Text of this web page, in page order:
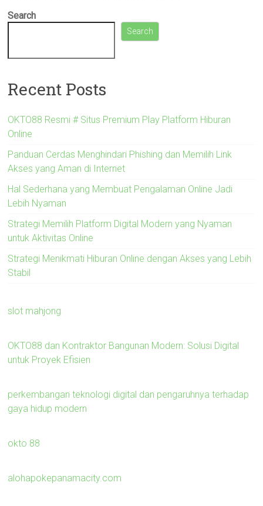
Search
Search
Recent Posts
OKTO88 Resmi # Situs Premium Play Platform Hiburan
Online
Panduan Cerdas Menghindari Phishing dan Memilih Link
Akses yang Aman di Internet
Hal Sederhana yang Membuat Pengalaman Online Jadi
Lebih Nyaman
Strategi Memilih Platform Digital Modern yang Nyaman
untuk Aktivitas Online
Strategi Menikmati Hiburan Online dengan Akses yang Lebih
Stabil
slot mahjong
OKTO88 dan Kontraktor Bangunan Modern: Solusi Digital
untuk Proyek Efisien
perkembangan teknologi digital dan pengaruhnya terhadap
gaya hidup modern
okto 88
alohapokepanamacity.com